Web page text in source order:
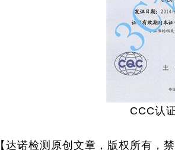
CCC认
【达诺检测原创文章，版权所有，禁